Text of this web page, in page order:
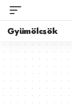
Gyümölcsök